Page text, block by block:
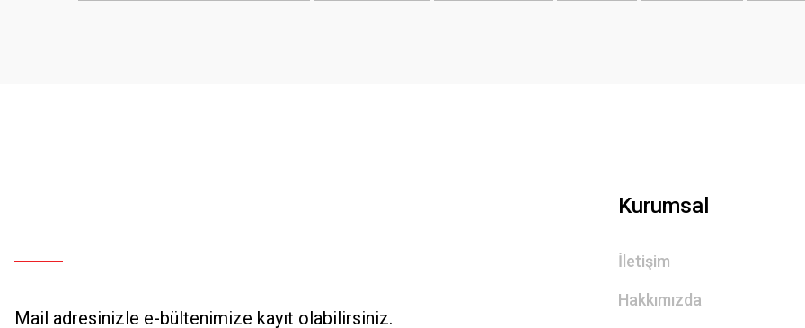
Mail adresinizle e-bültenimize kayıt olabilirsiniz.
Kurumsal
İletişim
Hakkımızda